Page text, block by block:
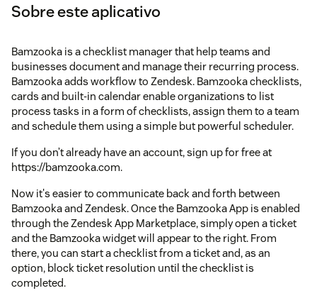
Sobre este aplicativo
Bamzooka is a checklist manager that help teams and
businesses document and manage their recurring process.
Bamzooka adds workflow to Zendesk. Bamzooka checklists,
cards and built-in calendar enable organizations to list
process tasks in a form of checklists, assign them to a team
and schedule them using a simple but powerful scheduler.
If you don’t already have an account, sign up for free at
https://bamzooka.com.
Now it's easier to communicate back and forth between
Bamzooka and Zendesk. Once the Bamzooka App is enabled
through the Zendesk App Marketplace, simply open a ticket
and the Bamzooka widget will appear to the right. From
there, you can start a checklist from a ticket and, as an
option, block ticket resolution until the checklist is
completed.